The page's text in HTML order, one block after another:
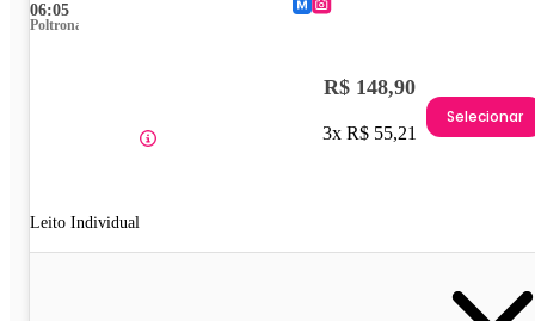
06:05
Poltrona
Leito Individual
R$ 148,90
3x R$ 55,21
Selecionar